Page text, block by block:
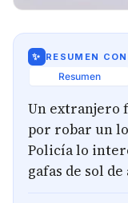
✨ RESUMEN
Resumen
Un extranjero
por robar un
Policía lo
gafas de sol